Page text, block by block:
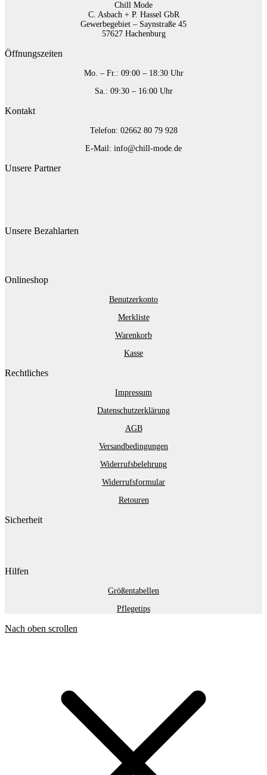
Chill Mode
C. Asbach + P. Hassel GbR
Gewerbegebiet – Saynstraße 45
57627 Hachenburg
Öffnungszeiten
Mo. – Fr.: 09:00 – 18:30 Uhr
Sa.: 09:30 – 16:00 Uhr
Kontakt
Telefon: 02662 80 79 928‬
E-Mail: info@chill-mode.de
Unsere Partner
Unsere Bezahlarten
Onlineshop
Benutzerkonto
Merkliste
Warenkorb
Kasse
Rechtliches
Impressum
Datenschutzerklärung
AGB
Versandbedingungen
Widerrufsbelehrung
Widerrufsformular
Retouren
Sicherheit
Hilfen
Größentabellen
Pflegetips
Nach oben scrollen